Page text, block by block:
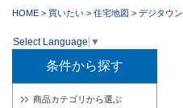
HOME > 買いたい > 住宅地図 > デジタウン
Select Language ▼
条件から探す
商品カテゴリから選ぶ